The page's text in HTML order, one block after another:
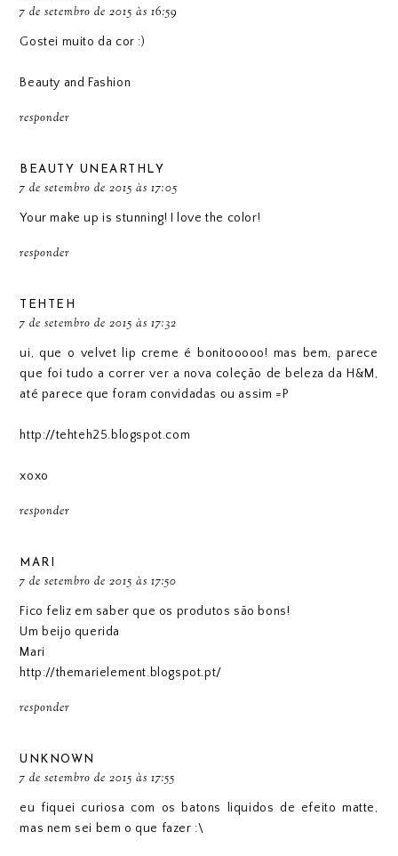
7 de setembro de 2015 às 16:59
Gostei muito da cor :)
Beauty and Fashion
responder
BEAUTY UNEARTHLY
7 de setembro de 2015 às 17:05
Your make up is stunning! I love the color!
responder
TEHTEH
7 de setembro de 2015 às 17:32
ui, que o velvet lip creme é bonitooooo! mas bem, parece
que foi tudo a correr ver a nova coleção de beleza da H&M,
até parece que foram convidadas ou assim =P
http://tehteh25.blogspot.com
xoxo
responder
MARI
7 de setembro de 2015 às 17:50
Fico feliz em saber que os produtos são bons!
Um beijo querida
Mari
http://themarielement.blogspot.pt/
responder
UNKNOWN
7 de setembro de 2015 às 17:55
eu fiquei curiosa com os batons liquidos de efeito matte,
mas nem sei bem o que fazer :\